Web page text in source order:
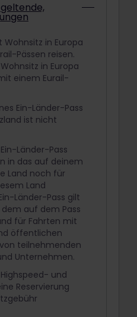
Wohnsitz in Europa
Pässen reisen.
in Europa
einem Eurail-
Ein-Länder-Pass
ist nicht
Länder-Pass
in das auf deinem
Land noch für
Land
Länder-Pass gilt
auf dem Pass
für Fahrten mit
öffentlichen
teilnehmenden
Unternehmen.
und
Reservierung